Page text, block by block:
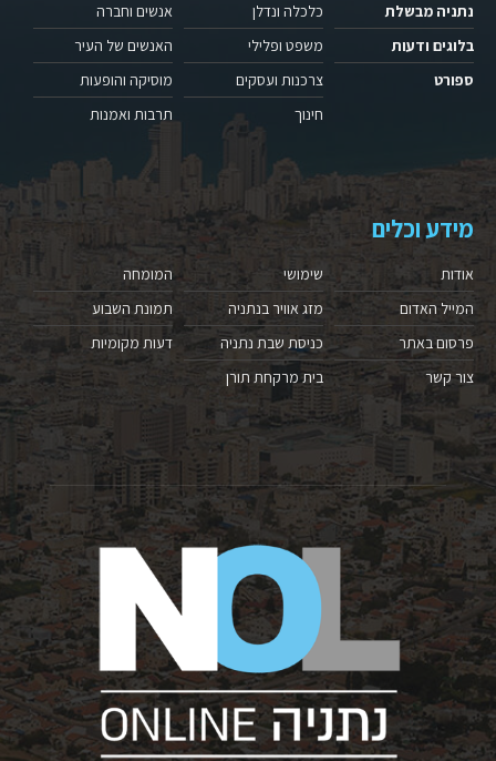
נתניה מבשלת
בלוגים ודעות
ספורט
כלכלה ונדלן
משפט ופלילי
צרכנות ועסקים
חינוך
אנשים וחברה
האנשים של העיר
מוסיקה והופעות
תרבות ואמנות
מידע וכלים
אודות
המייל האדום
פרסום באתר
צור קשר
שימושי
מזג אוויר בנתניה
כניסת שבת נתניה
בית מרקחת תורן
המומחה
תמונת השבוע
דעות מקומיות